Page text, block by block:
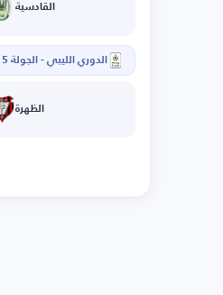
القادسية
الدوري الليبي - الجولة 5 - مباراة الإياب
الظهرة